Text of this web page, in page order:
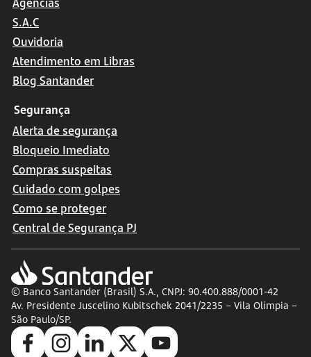
S.A.C
Ouvidoria
Atendimento em Libras
Blog Santander
Segurança
Alerta de segurança
Bloqueio Imediato
Compras suspeitas
Cuidado com golpes
Como se proteger
Central de Segurança PJ
© Banco Santander (Brasil) S.A., CNPJ: 90.400.888/0001-42
Av. Presidente Juscelino Kubitschek 2041/2235 – Vila Olímpia –
São Paulo/SP.